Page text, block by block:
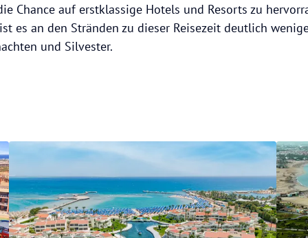
Chance auf erstklassige Hotels und Resorts zu
es an den Stränden zu dieser Reisezeit deutlich
und Silvester.